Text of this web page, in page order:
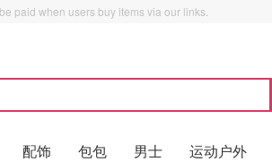
paid when users buy items via our links.
配饰 包包 男士 运动户外